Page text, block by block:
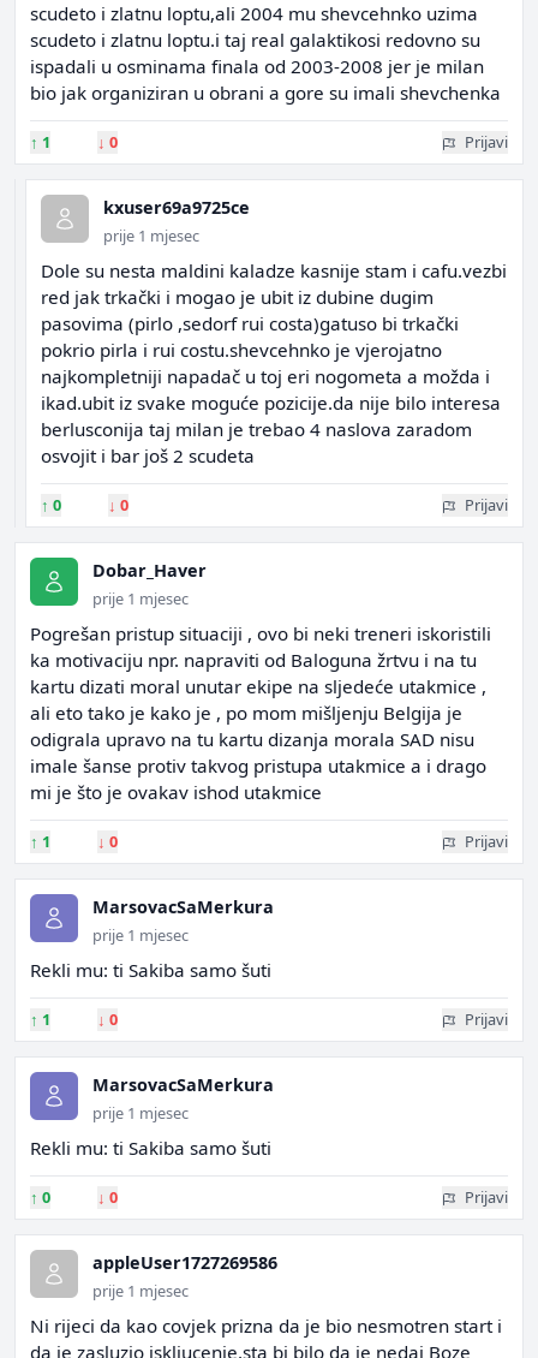
scudeto i zlatnu loptu,ali 2004 mu shevcehnko uzima
scudeto i zlatnu loptu.i taj real galaktikosi redovno su
ispadali u osminama finala od 2003-2008 jer je milan
bio jak organiziran u obrani a gore su imali shevchenka
↑ 1 ↓ 0 Prijavi
kxuser69a9725ce
prije 1 mjesec
Dole su nesta maldini kaladze kasnije stam i cafu.vezbi
red jak trkački i mogao je ubit iz dubine dugim
pasovima (pirlo ,sedorf rui costa)gatuso bi trkački
pokrio pirla i rui costu.shevcehnko je vjerojatno
najkompletniji napadač u toj eri nogometa a možda i
ikad.ubit iz svake moguće pozicije.da nije bilo interesa
berlusconija taj milan je trebao 4 naslova zaradom
osvojit i bar još 2 scudeta
↑ 0 ↓ 0 Prijavi
Dobar_Haver
prije 1 mjesec
Pogrešan pristup situaciji , ovo bi neki treneri iskoristili
ka motivaciju npr. napraviti od Baloguna žrtvu i na tu
kartu dizati moral unutar ekipe na sljedeće utakmice ,
ali eto tako je kako je , po mom mišljenju Belgija je
odigrala upravo na tu kartu dizanja morala SAD nisu
imale šanse protiv takvog pristupa utakmice a i drago
mi je što je ovakav ishod utakmice
↑ 1 ↓ 0 Prijavi
MarsovacSaMerkura
prije 1 mjesec
Rekli mu: ti Sakiba samo šuti
↑ 1 ↓ 0 Prijavi
MarsovacSaMerkura
prije 1 mjesec
Rekli mu: ti Sakiba samo šuti
↑ 0 ↓ 0 Prijavi
appleUser1727269586
prije 1 mjesec
Ni rijeci da kao covjek prizna da je bio nesmotren start i
da je zasluzio iskljucenje,sta bi bilo da je nedaj Boze